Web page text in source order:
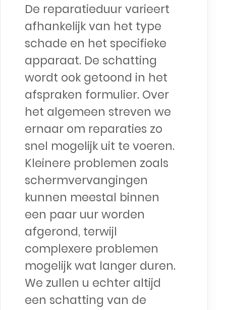
De reparatieduur varieert
afhankelijk van het type
schade en het specifieke
apparaat. De schatting
wordt ook getoond in het
afspraken formulier. Over
het algemeen streven we
ernaar om reparaties zo
snel mogelijk uit te voeren.
Kleinere problemen zoals
schermvervangingen
kunnen meestal binnen
een paar uur worden
afgerond, terwijl
complexere problemen
mogelijk wat langer duren.
We zullen u echter altijd
een schatting van de